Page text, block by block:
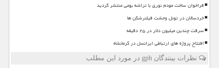
فراخوان ساخت مودم نوری با تراشه بومی منتشر گردید
خردسالان در تونل وحشت فیلترشکن ها
سرقت چندین میلیون دلار در ۲۵ دقیقه
افتتاح پروژه های ارتباطی ایرانسل در کرمانشاه
نظرات بینندگان gph در مورد این مطلب